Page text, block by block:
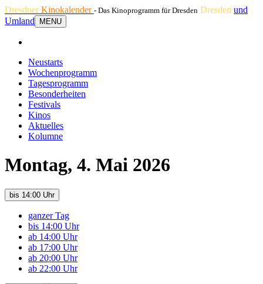
DresdnerKinokalender - Das Kinoprogramm für Dresden Dresden und
Umland
MENU
Neustarts
Wochenprogramm
Tagesprogramm
Besonderheiten
Festivals
Kinos
Aktuelles
Kolumne
Montag, 4. Mai 2026
bis 14:00 Uhr
ganzer Tag
bis 14:00 Uhr
ab 14:00 Uhr
ab 17:00 Uhr
ab 20:00 Uhr
ab 22:00 Uhr